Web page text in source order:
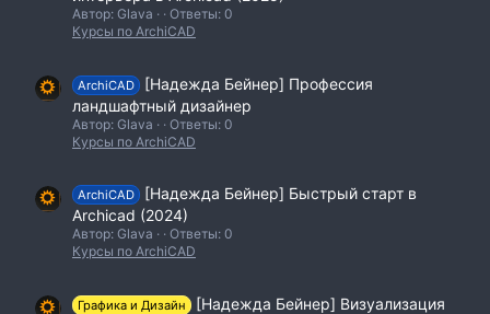
Автор: Glava
Ответы: 0
Курсы по ArchiCAD
ArchiCAD
[Надежда Бейнер] Профессия
ландшафтный дизайнер
Автор: Glava
Ответы: 0
Курсы по ArchiCAD
ArchiCAD
[Надежда Бейнер] Быстрый старт в
Archicad (2024)
Автор: Glava
Ответы: 0
Курсы по ArchiCAD
Графика и Дизайн
[Надежда Бейнер] Визуализация